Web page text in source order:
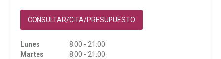
CONSULTAR/CITA/PRESUPUESTO
Lunes
8:00 - 21:00
Martes
8:00 - 21:00